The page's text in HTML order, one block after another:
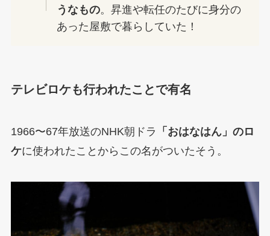
うなもの。昇進や転任のたびに身分の
あった屋敷で暮らしていた！
テレビロケも行われたことで有名
1966〜67年放送のNHK朝ドラ
「おはなはん」のロ
ケに使われたことからこの名がついたそう。